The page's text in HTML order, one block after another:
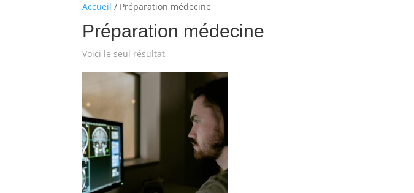
Accueil / Préparation médecine
Préparation médecine
Voici le seul résultat